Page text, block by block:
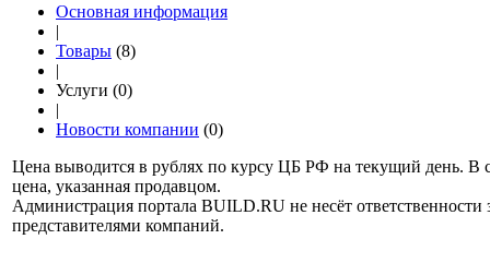
Основная информация
|
Товары (8)
|
Услуги (0)
|
Новости компании (0)
Цена выводится в рублях по курсу ЦБ РФ на текущий день. В
цена, указанная продавцом.
Администрация портала BUILD.RU не несёт
представителями компаний.